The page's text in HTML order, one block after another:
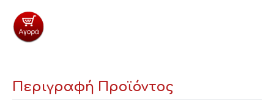
Περιγραφή Προϊόντος